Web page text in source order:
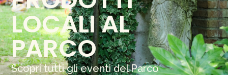
LOCALI AL
PARCO
Scopri tutti gli eventi del Parco